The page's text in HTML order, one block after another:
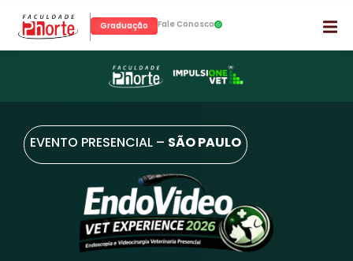
Graduação Fale Conosco
EVENTO PRESENCIAL – SÃO PAULO